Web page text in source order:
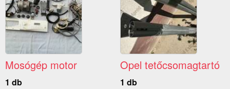
Mosógép motor
1 db
Opel tetőcsomagtartó
1 db